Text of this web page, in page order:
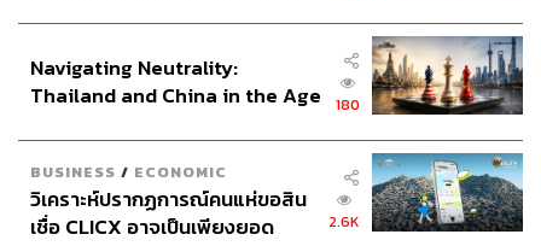
วันที่ 16 สิงหาคม 2569 และกระทรวงการคลังจะประกาศผล
การอุทธรณ์ดังกล่าวในวันที่ 14 กันยายน 2569 ซึ่งผู้ผ่านการ
ตรวจสอบคุณสมบัติในรอบอุทธรณ์สามารถยืนยันตัวตนได้
Navigating Neutrality:
Thailand and China in the Age
180
BUSINESS / ECONOMIC
วิเคราะห์ปรากฏการณ์คนแห่ขอสิน
เชื่อ CLICX อาจเป็นเพียงยอด
2.6K